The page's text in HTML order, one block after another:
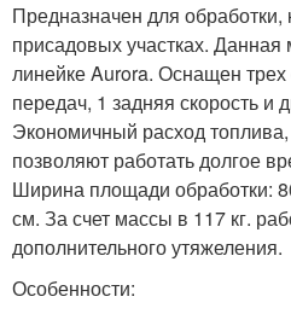
Предназначен для
присадовых участках.
линейке Aurora. Оснащен трех
передач, 1 задняя скорость и
Экономичный расход
позволяют работать долгое
Ширина площади обработки:
см. За счет массы в 117 кг.
дополнительного утяжеления.
Особенности: